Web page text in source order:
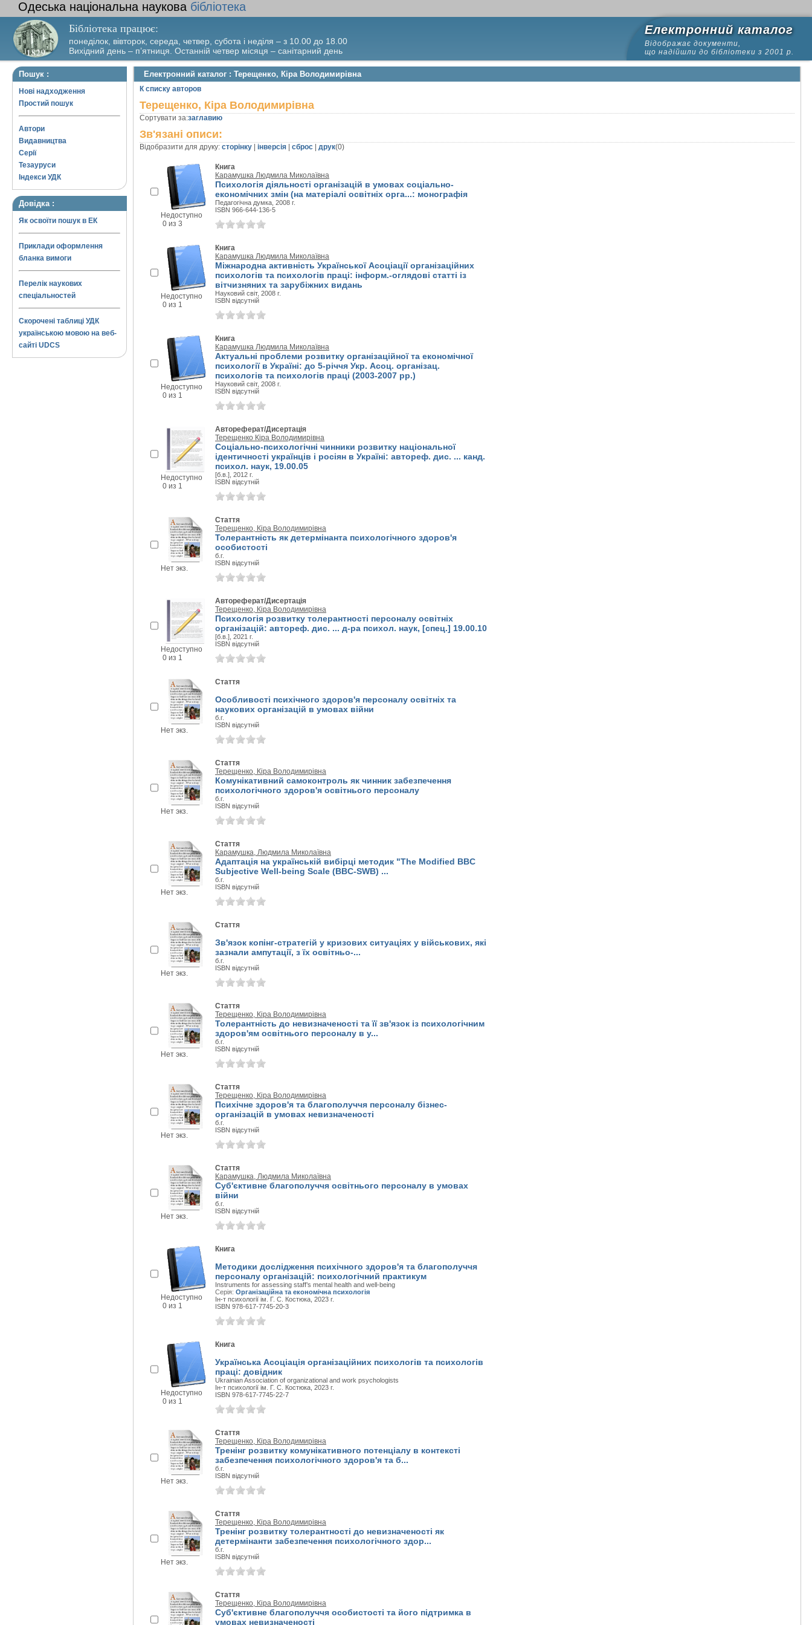
Одеська національна наукова бібліотека
Бібліотека працює:
понеділок, вівторок, середа, четвер, субота і неділя – з 10.00 до 18.00
Вихідний день – п’ятниця. Останній четвер місяця – санітарний день
Електронний каталог
Відображає документи,
що надійшли до бібліотеки з 2001 р.
Пошук :
Нові надходження
Простий пошук
Автори
Видавництва
Серії
Тезауруси
Індекси УДК
Довідка :
Як освоїти пошук в ЕК
Приклади оформлення
бланка вимоги
Перелік наукових
спеціальностей
Скорочені таблиці УДК
українською мовою на веб-
сайті UDCS
Електронний каталог : Терещенко, Кіра Володимирівна
К списку авторов
Терещенко, Кіра Володимирівна
Сортувати за:заглавию
Зв'язані описи:
Відобразити для друку: сторінку інверсія сброс друк(0)
Недоступно
0 из 3
Книга
Карамушка Людмила Миколаївна
Психологія діяльності організацій в умовах соціально-
економічних змін (на матеріалі освітніх орга...: монографія
Педагогічна думка, 2008 г.
ISBN 966-644-136-5
Недоступно
0 из 1
Книга
Карамушка Людмила Миколаївна
Міжнародна активність Української Асоціації організаційних
психологів та психологів праці: інформ.-оглядові статті із
вітчизняних та зарубіжних видань
Науковий світ, 2008 г.
ISBN відсутній
Недоступно
0 из 1
Книга
Карамушка Людмила Миколаївна
Актуальні проблеми розвитку організаційної та економічної
психології в Україні: до 5-річчя Укр. Асоц. організац.
психологів та психологів праці (2003-2007 рр.)
Науковий світ, 2008 г.
ISBN відсутній
Недоступно
0 из 1
Автореферат/Дисертація
Терещенко Кіра Володимирівна
Соціально-психологічні чинники розвитку національної
ідентичності українців і росіян в Україні: автореф. дис. ... канд.
психол. наук, 19.00.05
[б.в.], 2012 г.
ISBN відсутній
Нет экз.
Стаття
Терещенко, Кіра Володимирівна
Толерантність як детермінанта психологічного здоров'я
особистості
б.г.
ISBN відсутній
Недоступно
0 из 1
Автореферат/Дисертація
Терещенко, Кіра Володимирівна
Психологія розвитку толерантності персоналу освітніх
організацій: автореф. дис. ... д-ра психол. наук, [спец.] 19.00.10
[б.в.], 2021 г.
ISBN відсутній
Нет экз.
Стаття
Особливості психічного здоров'я персоналу освітніх та
наукових організацій в умовах війни
б.г.
ISBN відсутній
Нет экз.
Стаття
Терещенко, Кіра Володимирівна
Комунікативний самоконтроль як чинник забезпечення
психологічного здоров'я освітнього персоналу
б.г.
ISBN відсутній
Нет экз.
Стаття
Карамушка, Людмила Миколаївна
Адаптація на українській вибірці методик "The Modified BBC
Subjective Well-being Scale (BBC-SWB) ...
б.г.
ISBN відсутній
Нет экз.
Стаття
Зв'язок копінг-стратегій у кризових ситуаціях у військових, які
зазнали ампутації, з їх освітньо-...
б.г.
ISBN відсутній
Нет экз.
Стаття
Терещенко, Кіра Володимирівна
Толерантність до невизначеності та її зв'язок із психологічним
здоров'ям освітнього персоналу в у...
б.г.
ISBN відсутній
Нет экз.
Стаття
Терещенко, Кіра Володимирівна
Психічне здоров'я та благополуччя персоналу бізнес-
організацій в умовах невизначеності
б.г.
ISBN відсутній
Нет экз.
Стаття
Карамушка, Людмила Миколаївна
Суб'єктивне благополуччя освітнього персоналу в умовах
війни
б.г.
ISBN відсутній
Недоступно
0 из 1
Книга
Методики дослідження психічного здоров'я та благополуччя
персоналу організацій: психологічний практикум
Instruments for assessing staff’s mental health and well-being
Серія: Організаційна та економічна психологія
Ін-т психології ім. Г. С. Костюка, 2023 г.
ISBN 978-617-7745-20-3
Недоступно
0 из 1
Книга
Українська Асоціація організаційних психологів та психологів
праці: довідник
Ukrainian Association of organizational and work psychologists
Ін-т психології ім. Г. С. Костюка, 2023 г.
ISBN 978-617-7745-22-7
Нет экз.
Стаття
Терещенко, Кіра Володимирівна
Тренінг розвитку комунікативного потенціалу в контексті
забезпечення психологічного здоров'я та б...
б.г.
ISBN відсутній
Нет экз.
Стаття
Терещенко, Кіра Володимирівна
Тренінг розвитку толерантності до невизначеності як
детермінанти забезпечення психологічного здор...
б.г.
ISBN відсутній
Стаття
Терещенко, Кіра Володимирівна
Суб'єктивне благополуччя особистості та його підтримка в
умовах невизначеності